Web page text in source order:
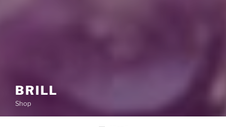
BRILL
Shop